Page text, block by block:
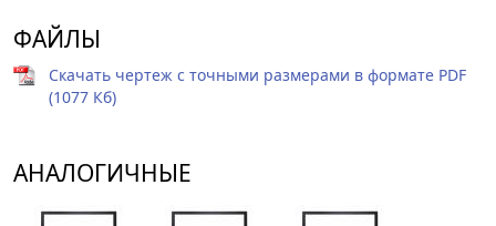
ФАЙЛЫ
Скачать чертеж с точными размерами в формате PDF
(1077 Кб)
АНАЛОГИЧНЫЕ